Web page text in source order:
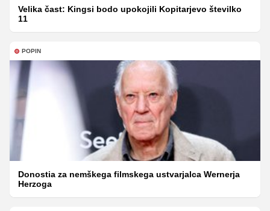
Velika čast: Kingsi bodo upokojili Kopitarjevo številko
11
POPIN
Donostia za nemškega filmskega ustvarjalca Wernerja
Herzoga